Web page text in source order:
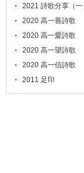
2021 詩歌分享（一
2020 高一善詩歌
2020 高一愛詩歌
2020 高一望詩歌
2020 高一信詩歌
2011 足印